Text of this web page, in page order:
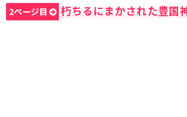
2ページ目 朽ちるにまかされた豊国